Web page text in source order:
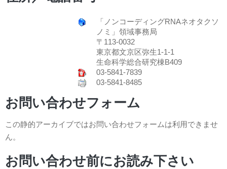
「ノンコーディングRNAネオタクソ
ノミ」領域事務局
〒113-0032
東京都文京区弥生1-1-1
生命科学総合研究棟B409
03-5841-7839
03-5841-8485
お問い合わせフォーム
この静的アーカイブではお問い合わせフォームは利用できませ
ん。
お問い合わせ前にお読み下さい